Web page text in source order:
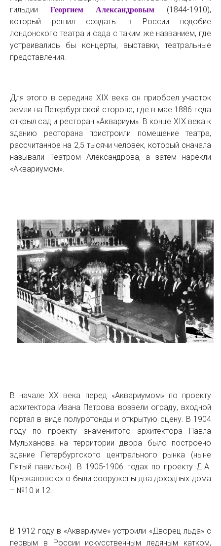
гильдии Георгием Александровым (1844-1910),
который решил создать в России подобие
лондонского театра и сада с таким же названием, где
устраивались бы концерты, выставки, театральные
представления.
Для этого в середине XIX века он приобрел участок
земли на Петербургской стороне, где в мае 1886 года
открыл сад и ресторан «Аквариум». В конце XIX века к
зданию ресторана пристроили помещение театра,
рассчитанное на 2,5 тысячи человек, который сначала
называли Театром Александрова, а затем нарекли
«Аквариумом».
В начале XX века перед «Аквариумом» по проекту
архитектора Ивана Петрова возвели ограду, входной
портал в виде полуротонды и открытую сцену. В 1904
году по проекту знаменитого архитектора Павла
Мульханова на территории двора было построено
здание Петербургского центрального рынка (ныне
Пятый павильон). В 1905-1906 годах по проекту Д.А.
Крыжановского были сооружены два доходных дома
– №10 и 12.
В 1912 году в «Аквариуме» устроили «Дворец льда» с
первым в России искусственным ледяным катком,